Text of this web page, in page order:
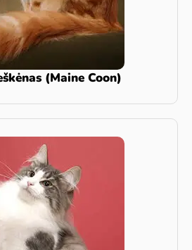
(Maine Coon)